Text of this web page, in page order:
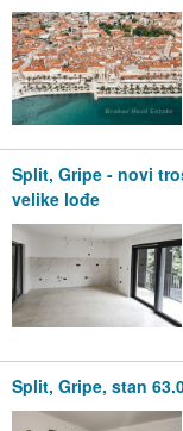
Split, Gripe - novi
velike lođe
Split, Gripe, stan